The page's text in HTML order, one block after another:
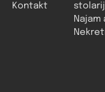
Kontakt
Najam